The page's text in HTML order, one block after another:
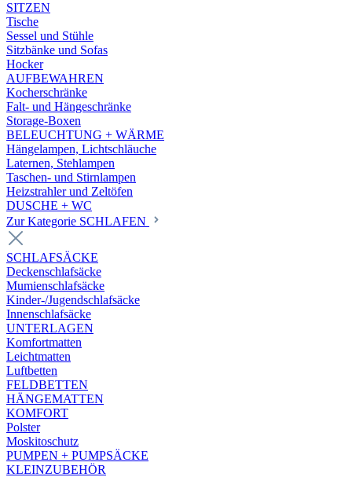
SITZEN
Tische
Sessel und Stühle
Sitzbänke und Sofas
Hocker
AUFBEWAHREN
Kocherschränke
Falt- und Hängeschränke
Storage-Boxen
BELEUCHTUNG + WÄRME
Hängelampen, Lichtschläuche
Laternen, Stehlampen
Taschen- und Stirnlampen
Heizstrahler und Zeltöfen
DUSCHE + WC
Zur Kategorie SCHLAFEN
SCHLAFSÄCKE
Deckenschlafsäcke
Mumienschlafsäcke
Kinder-/Jugendschlafsäcke
Innenschlafsäcke
UNTERLAGEN
Komfortmatten
Leichtmatten
Luftbetten
FELDBETTEN
HÄNGEMATTEN
KOMFORT
Polster
Moskitoschutz
PUMPEN + PUMPSÄCKE
KLEINZUBEHÖR